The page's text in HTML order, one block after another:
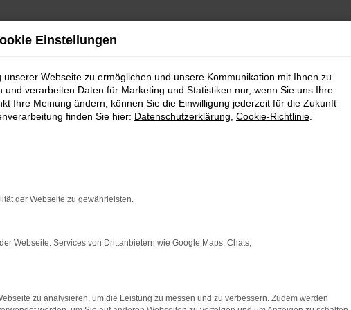
Einstellungen
Webseite zu ermöglichen und unsere Kommunikation mit Ihnen zu
verarbeiten Daten für Marketing und Statistiken nur, wenn Sie uns Ihre
Ihre Meinung ändern, können Sie die Einwilligung jederzeit für die Zukunft
finden Sie hier: Datenschutzerklärung Cookie-Richtlinie
der Webseite zu gewährleisten.
Webseite. Services von Drittanbietern wie Google Maps, Chats,
zu analysieren, um die Leistung zu messen und zu verbessern. Zudem werden